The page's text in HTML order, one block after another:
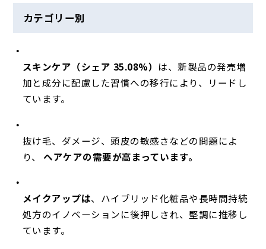
カテゴリー別
スキンケア（シェア 35.08%） は、新製品の発売増
加と成分に配慮した習慣への移行により、リードし
ています。
抜け毛、ダメージ、頭皮の敏感さなどの問題によ
り、ヘアケアの需要が高まっています。
メイクアップは、ハイブリッド化粧品や長時間持続
処方のイノベーションに後押しされ、堅調に推移し
ています。